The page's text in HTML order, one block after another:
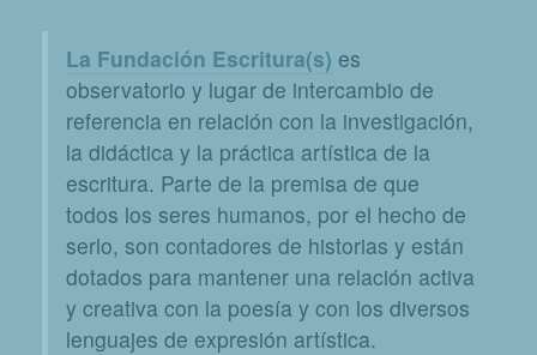
La Fundación Escritura(s) es
observatorio y lugar de intercambio de
referencia en relación con la investigación,
la didáctica y la práctica artística de la
escritura. Parte de la premisa de que
todos los seres humanos, por el hecho de
serlo, son contadores de historias y están
dotados para mantener una relación activa
y creativa con la poesía y con los diversos
lenguajes de expresión artística.